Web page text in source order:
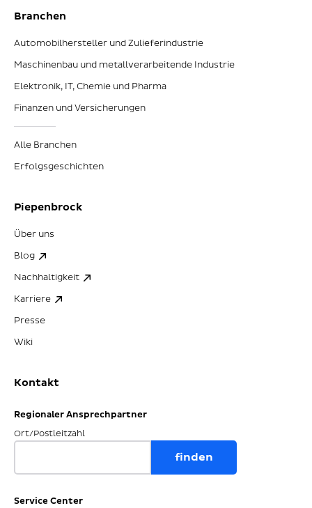
Branchen
Automobilhersteller und Zulieferindustrie
Maschinenbau und metallverarbeitende Industrie
Elektronik, IT, Chemie und Pharma
Finanzen und Versicherungen
Alle Branchen
Erfolgsgeschichten
Piepenbrock
Über uns
Blog
Nachhaltigkeit
Karriere
Presse
Wiki
Kontakt
Regionaler Ansprechpartner
Ort/Postleitzahl
Service Center